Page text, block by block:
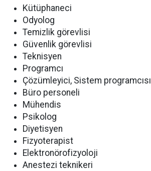
Kütüphaneci
Odyolog
Temizlik görevlisi
Güvenlik görevlisi
Teknisyen
Programcı
Çözümleyici, Sistem programcısı
Büro personeli
Mühendis
Psikolog
Diyetisyen
Fizyoterapist
Elektronörofizyoloji
Anestezi teknikeri